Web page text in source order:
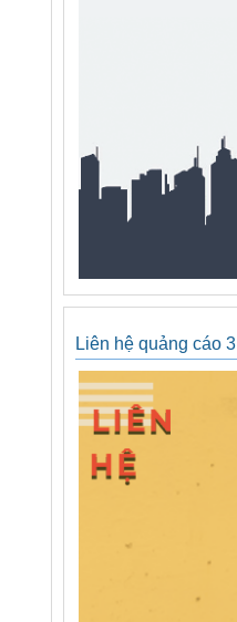
Liên hệ quảng cáo 3